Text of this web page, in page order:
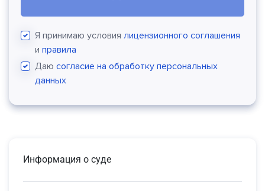
Я принимаю условия лицензионного соглашения
и правила
Даю согласие на обработку персональных
данных
Информация о суде